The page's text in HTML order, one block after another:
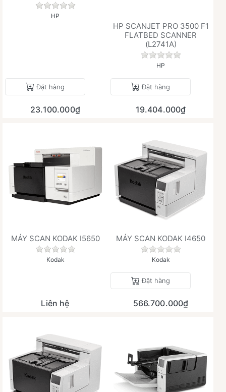
Chưa có đánh giá nào cho sản phẩm này.
HP
Đặt hàng
23.100.000₫
HP SCANJET PRO 3500 F1
FLATBED SCANNER
(L2741A)
Chưa có đánh giá
HP
Đặt hàng
19.404.000₫
MÁY SCAN KODAK I5650
Chưa có đánh giá nào cho sản phẩm này.
Kodak
Liên hệ
MÁY SCAN KODAK I4650
Chưa có đánh giá
Kodak
Đặt hàng
566.700.000₫